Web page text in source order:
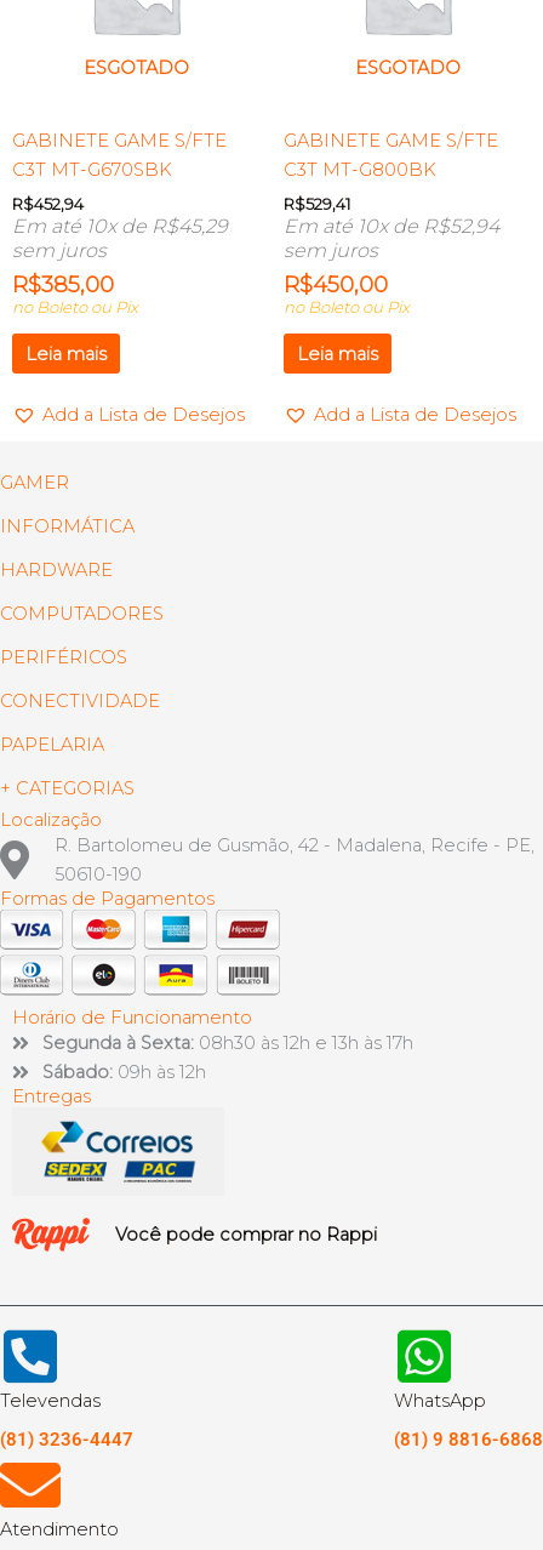
ESGOTADO
GABINETE GAME S/FTE
C3T MT-G670SBK
R$452,94
Em até 10x de R$45,29
sem juros
R$385,00
no Boleto ou Pix
Leia mais
Add a Lista de Desejos
ESGOTADO
GABINETE GAME S/FTE
C3T MT-G800BK
R$529,41
Em até 10x de R$52,94
sem juros
R$450,00
no Boleto ou Pix
Leia mais
Add a Lista de Desejos
GAMER
INFORMÁTICA
HARDWARE
COMPUTADORES
PERIFÉRICOS
CONECTIVIDADE
PAPELARIA
+ CATEGORIAS
Localização
R. Bartolomeu de Gusmão, 42 - Madalena, Recife - PE,
50610-190
Formas de Pagamentos
Horário de Funcionamento
Segunda à Sexta: 08h30 às 12h e 13h às 17h
Sábado: 09h às 12h
Entregas
Você pode comprar no Rappi
Televendas
(81) 3236-4447
WhatsApp
(81) 9 8816-6868
Atendimento